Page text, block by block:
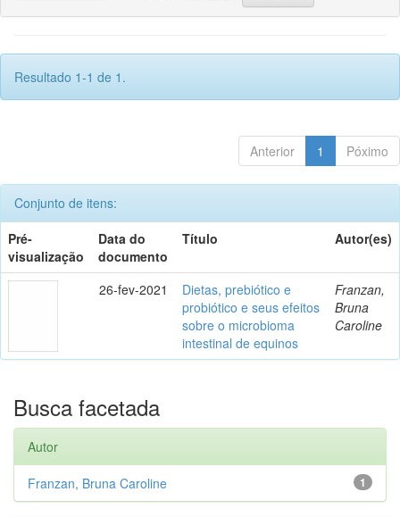
Resultado 1-1 de 1.
Anterior 1 Póximo
Conjunto de itens:
Pré-
visualização
Data do
documento
Título Autor(es)
26-fev-2021
Dietas, prebiótico e
probiótico e seus efeitos
sobre o microbioma
intestinal de equinos
Franzan,
Bruna
Caroline
Busca facetada
Autor
1
Franzan, Bruna Caroline